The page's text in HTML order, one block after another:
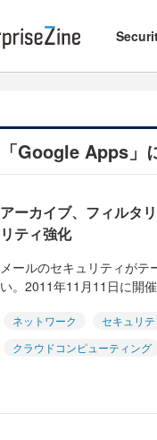
「Google Apps」
アーカイブ、フィルタ
リティ強化
メールのセキュリティが
い。2011年11月11日に開
ネットワーク セキュリテ
クラウドコンピューティング